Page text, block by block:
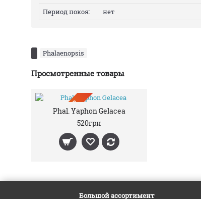
Период покоя:
нет
Phalaenopsis
Просмотренные товары
ПРЕДЗАКАЗ
Phal. Yaphon Gelacea
520грн
Большой ассортимент